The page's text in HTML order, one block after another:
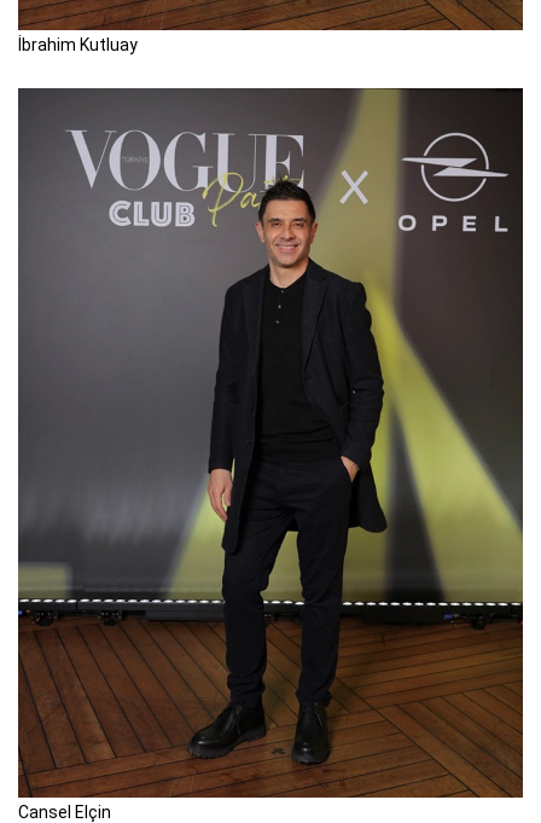
İbrahim Kutluay
Cansel Elçin